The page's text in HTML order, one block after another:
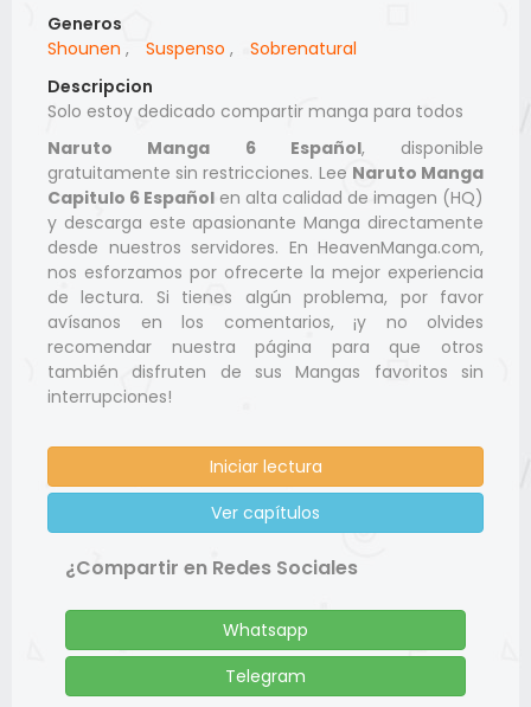
Generos
Shounen , Suspenso ,
Sobrenatural
Descripcion
Solo estoy dedicado compartir manga para todos
Naruto Manga 6 Español, disponible
gratuitamente sin restricciones. Lee Naruto Manga
Capitulo 6 Español en alta calidad de imagen (HQ)
y descarga este apasionante Manga directamente
desde nuestros servidores. En HeavenManga.com,
nos esforzamos por ofrecerte la mejor experiencia
de lectura. Si tienes algún problema, por favor
avísanos en los comentarios, ¡y no olvides
recomendar nuestra página para que otros
también disfruten de sus Mangas favoritos sin
interrupciones!
Iniciar lectura
Ver capítulos
¿Compartir en Redes Sociales
Whatsapp
Telegram